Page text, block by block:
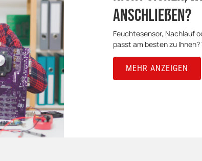
anschließen?
Feuchtesensor, Nachlauf
passt am besten zu
MEHR ANZEIGEN